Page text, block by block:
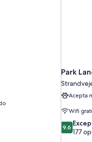
Park
Acepta
Wifi
9.6
de
9.6
177